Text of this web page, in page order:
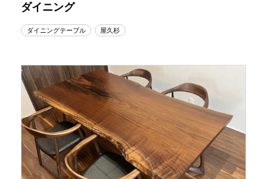
ダイニング
ダイニングテーブル 屋久杉